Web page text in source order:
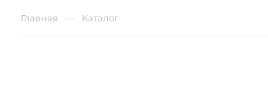
Главная — Каталог